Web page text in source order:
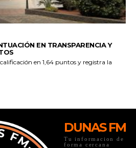
DUNAS FM
Tu informacion de
forma cercana